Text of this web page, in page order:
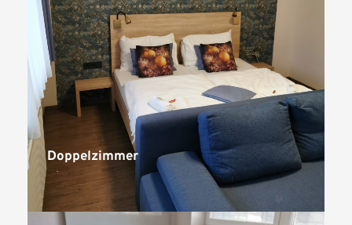
Doppelzimmer